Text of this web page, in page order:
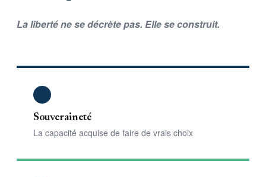
La liberté ne se décrète pas. Elle se construit.
Souveraineté
La capacité acquise de faire de vrais choix